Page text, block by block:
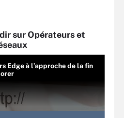
sur Opérateurs et
Edge à l’approche de la fin